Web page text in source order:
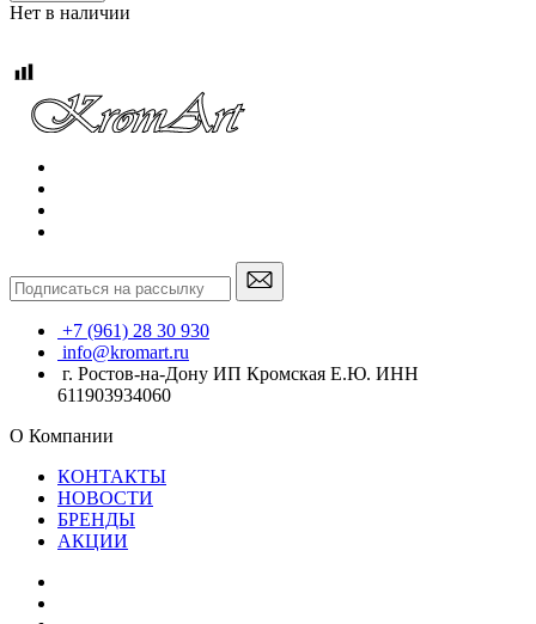
Нет в наличии
+7 (961) 28 30 930
info@kromart.ru
г. Ростов-на-Дону ИП Кромская Е.Ю. ИНН
611903934060
О Компании
КОНТАКТЫ
НОВОСТИ
БРЕНДЫ
АКЦИИ